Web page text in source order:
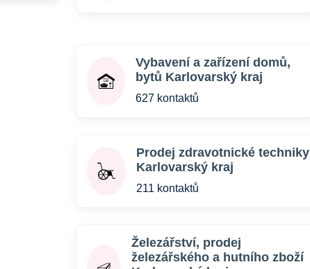
Vybavení a zařízení domů,
bytů Karlovarský kraj
627 kontaktů
Prodej zdravotnické techniky
Karlovarský kraj
211 kontaktů
Železářství, prodej
železářského a hutního zboží